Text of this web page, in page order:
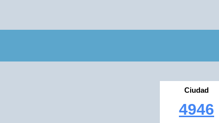
Ciudad
4946